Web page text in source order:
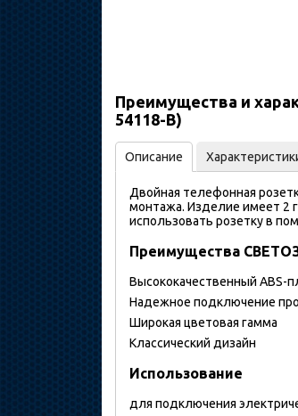
Преимущества и
54118-B)
Описание
Двойная телефонная
монтажа. Изделие имеет 2
использовать розетку в
Преимущества
Высококачественный ABS-
Надежное подключение
Широкая цветовая гамма
Классический дизайн
Использование
для подключения